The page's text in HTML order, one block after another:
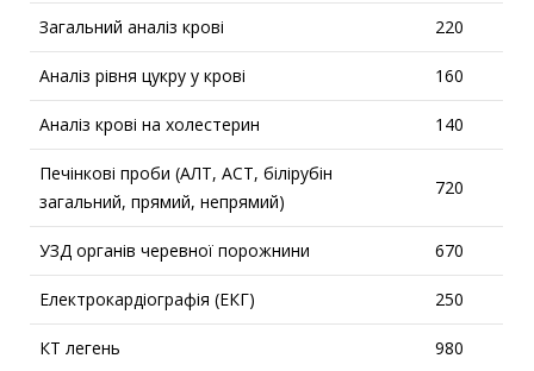
Загальний аналіз крові 220
Аналіз рівня цукру у крові 160
Аналіз крові на холестерин 140
Печінкові проби (АЛТ, АСТ, білірубін
загальний, прямий, непрямий)
720
УЗД органів черевної порожнини 670
Електрокардіографія (ЕКГ) 250
КТ легень 980